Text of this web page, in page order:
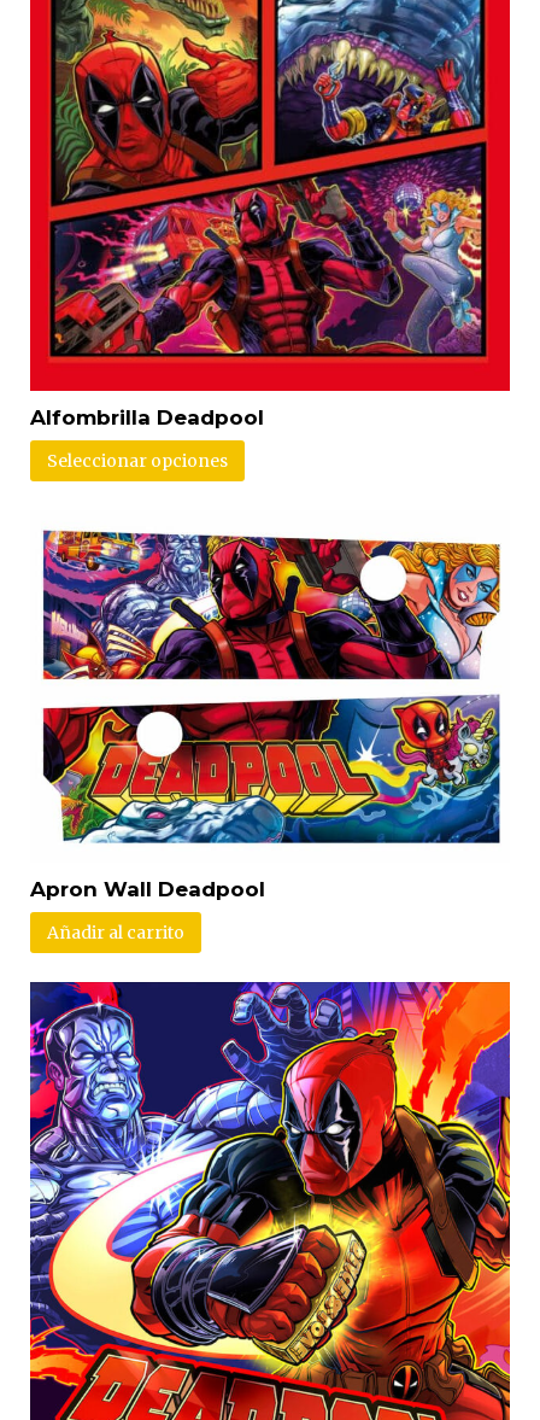
Alfombrilla Deadpool
Seleccionar opciones
Apron Wall Deadpool
Añadir al carrito